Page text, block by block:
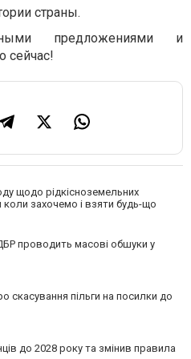
страны.
предложениями и
сейчас!
щодо рідкісноземельних
захочемо і взяти будь-що
проводить масові обшуки у
скасування пільги на посилки до
до 2028 року та змінив правила